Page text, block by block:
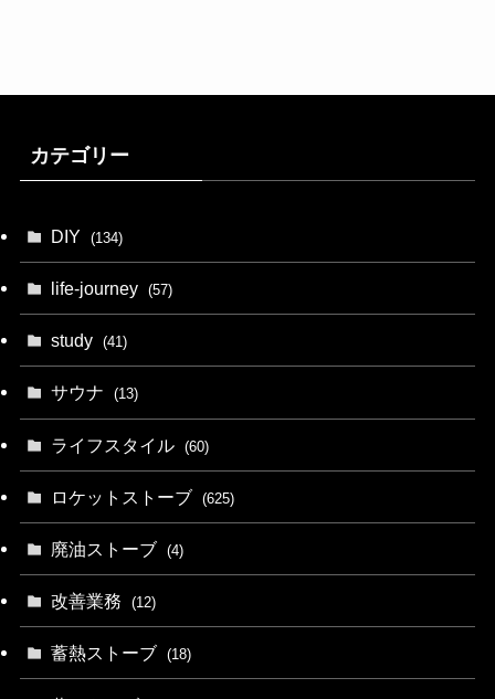
カテゴリー
DIY (134)
life-journey (57)
study (41)
サウナ (13)
ライフスタイル (60)
ロケットストーブ (625)
廃油ストーブ (4)
改善業務 (12)
蓄熱ストーブ (18)